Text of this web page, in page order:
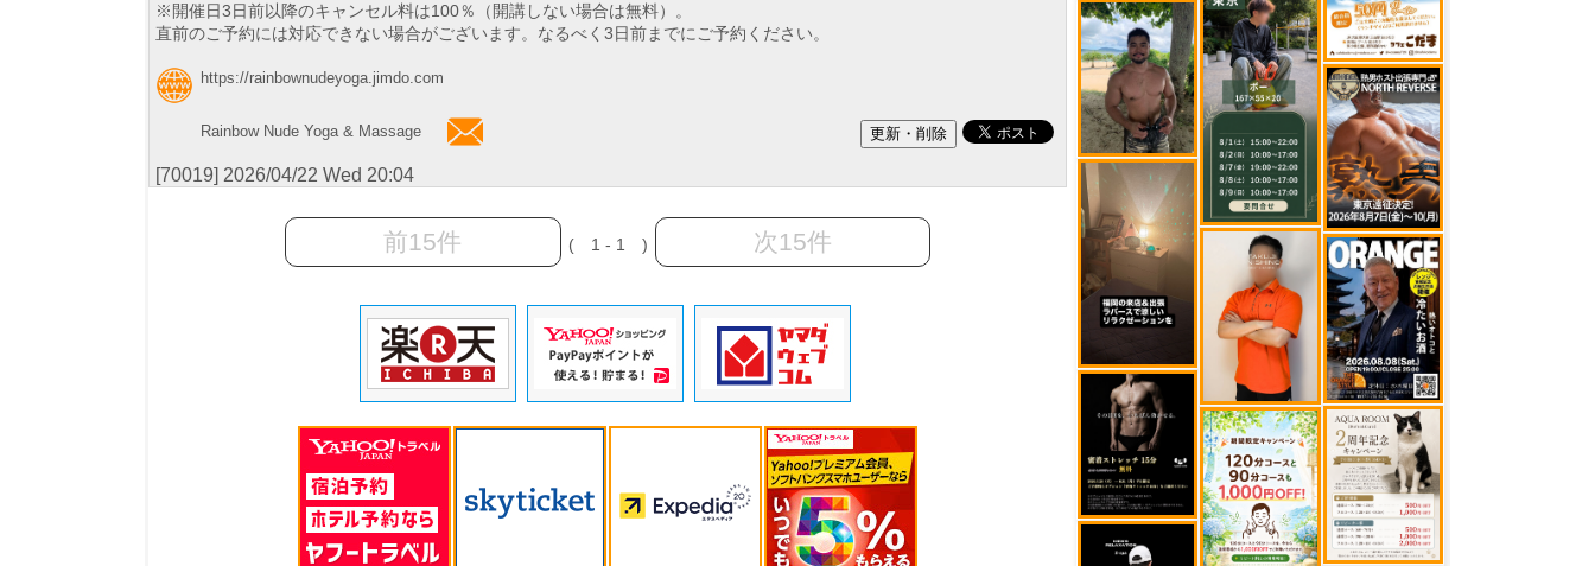
※開催日3日前以降のキャンセル料は100％（開講しない場合は無料）。
直前のご予約には対応できない場合がございます。なるべく3日前までにご予約ください。
https://rainbownudeyoga.jimdo.com
Rainbow Nude Yoga & Massage
[70019] 2026/04/22 Wed 20:04
前15件 ( 1 - 1 ) 次15件